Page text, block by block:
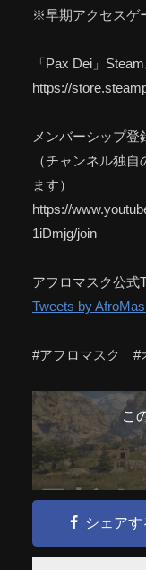
※早期アクセスゲ
「Pax Dei」
https://
メンバーシップ登
（チャンネル独
ます）
https://
1iDmjg/join
アフロマスク公式
Tweets by
#アフロマスク #
こ
シェアす